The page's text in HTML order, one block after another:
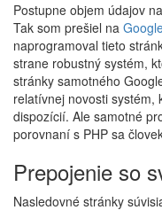
Postupne objem údajov
Tak som prešiel na
naprogramoval tieto
strane robustný systém,
stránky samotného
relatívnej novosti systém,
dispozícií. Ale samotné
porovnaní s PHP sa
Prepojenie so
Nasledovné stránky